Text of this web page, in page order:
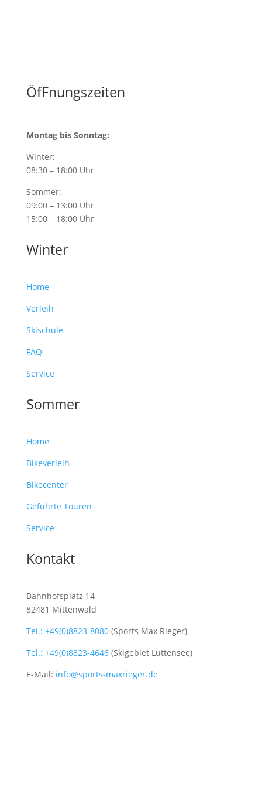
ÖfFnungszeiten
Montag bis Sonntag:
Winter:
08:30 – 18:00 Uhr
Sommer:
09:00 – 13:00 Uhr
15:00 – 18:00 Uhr
Winter
Home
Verleih
Skischule
FAQ
Service
Sommer
Home
Bikeverleih
Bikecenter
Geführte Touren
Service
Kontakt
Bahnhofsplatz 14
82481 Mittenwald
Tel.: +49(0)8823-8080(Sports Max Rieger)
Tel.: +49(0)8823-4646(Skigebiet Luttensee)
E-Mail: info@sports-maxrieger.de